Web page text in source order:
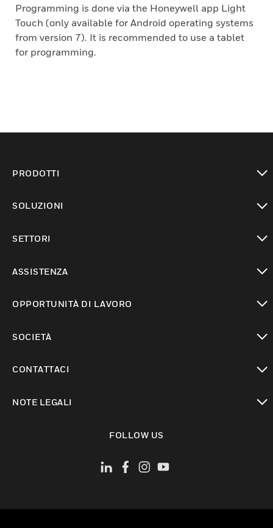
Programming is done via the Honeywell app Light
Touch (only available for Android operating systems
from version 7). It is recommended to use a tablet
for programming.
PRODOTTI
SOLUZIONI
SETTORI
ASSISTENZA
OPPORTUNITÀ DI LAVORO
SOCIETÀ
CONTATTACI
NOTE LEGALI
FOLLOW US